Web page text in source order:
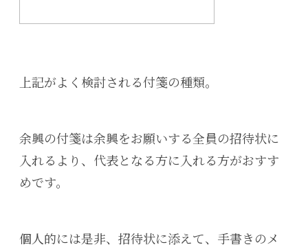
上記がよく検討される付箋の種類。
余興の付箋は余興をお願いする全員の招待状に
入れるより、代表となる方に入れる方がおすす
めです。
個人的には是非、招待状に添えて、手書きのメ